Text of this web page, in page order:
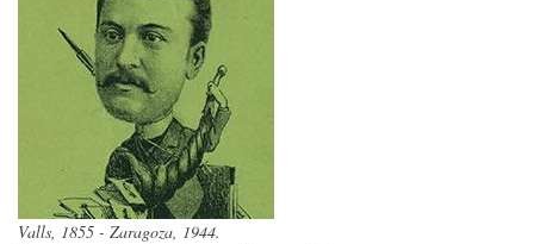
Valls, 1855 - Zaragoza, 1944.